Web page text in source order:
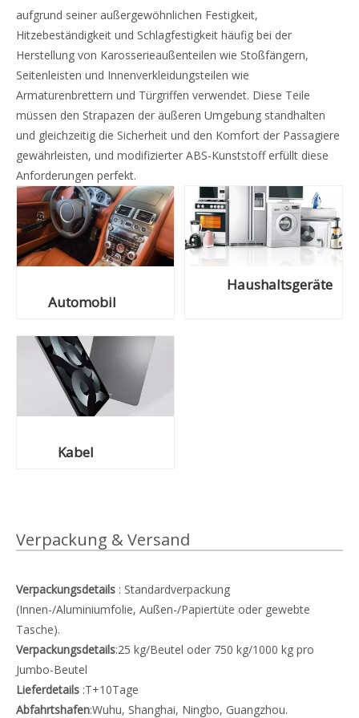
aufgrund seiner außergewöhnlichen Festigkeit,
Hitzebeständigkeit und Schlagfestigkeit häufig bei der
Herstellung von Karosserieaußenteilen wie Stoßfängern,
Seitenleisten und Innenverkleidungsteilen wie
Armaturenbrettern und Türgriffen verwendet. Diese Teile
müssen den Strapazen der äußeren Umgebung standhalten
und gleichzeitig die Sicherheit und den Komfort der Passagiere
gewährleisten, und modifizierter ABS-Kunststoff erfüllt diese
Anforderungen perfekt.
Automobil
Haushaltsgeräte
Kabel
Verpackung & Versand
Verpackungsdetails : Standardverpackung
(Innen-/Aluminiumfolie, Außen-/Papiertüte oder gewebte
Tasche).
Verpackungsdetails:25 kg/Beutel oder 750 kg/1000 kg pro
Jumbo-Beutel
Lieferdetails :T+10Tage
Abfahrtshafen:Wuhu, Shanghai, Ningbo, Guangzhou.